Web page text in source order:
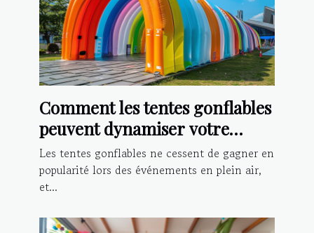
Comment les tentes gonflables
peuvent dynamiser votre
présence lors d'événements
Les tentes gonflables ne cessent de gagner en
popularité lors des événements en plein air,
et...